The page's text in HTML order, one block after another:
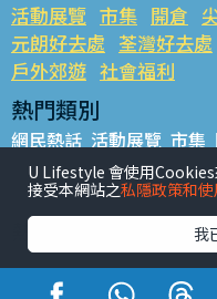
活動展覽 市集 開倉
元朗好去處 荃灣好去處
戶外郊遊 社會福利
熱門類別
網民熱話 活動展覽 市集
銅鑼灣好去處 元朗好去處
餐廳情報 戶外郊遊
熱門標籤
#UGO搵好去處 #人氣活
#親子玩樂好去處
U Lifestyle 會使用
接受本網站之私隱政策和
我